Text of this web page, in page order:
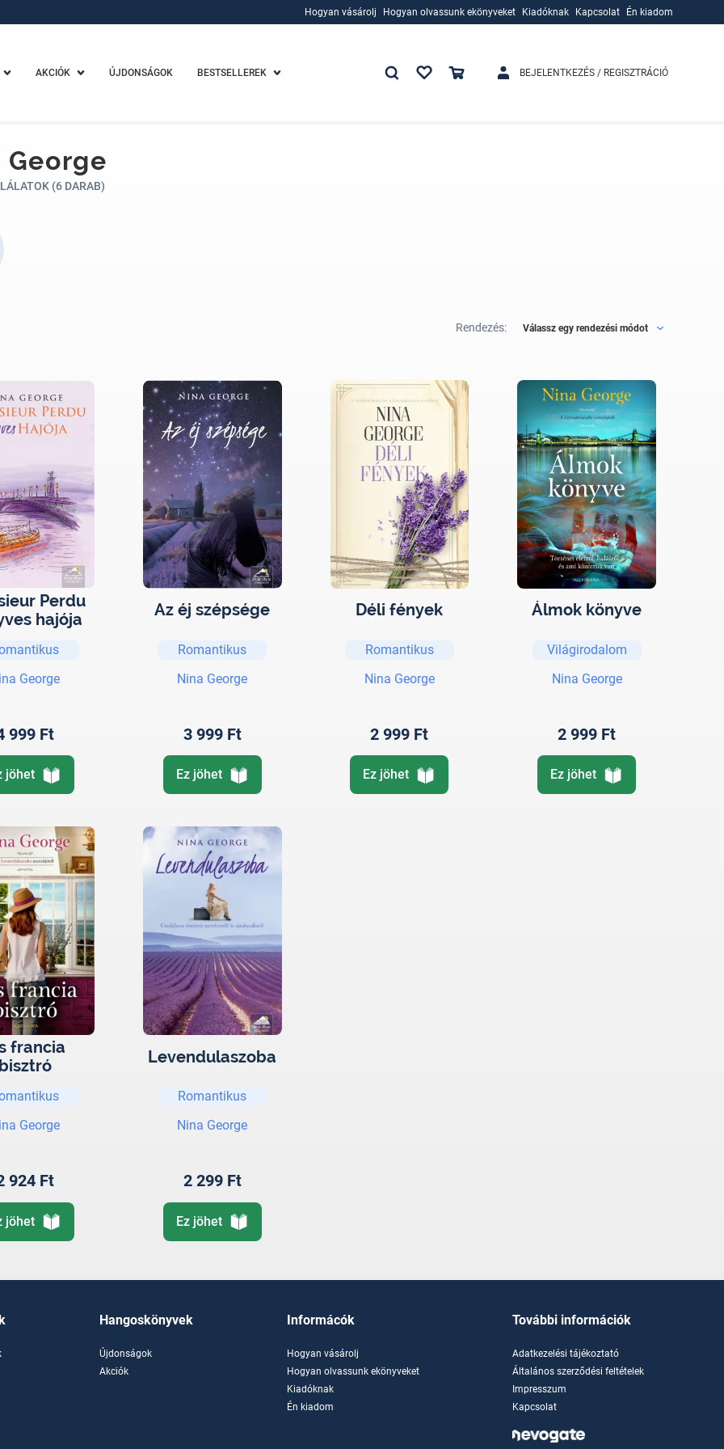
Hogyan vásárolj
Hogyan olvassunk ekönyveket
Kiadóknak
Kapcsolat Én kiadom
AKCIÓK ÚJDONSÁGOK BESTSELLEREK BEJELENTKEZÉS / REGISZTRÁCIÓ
George
(6 DARAB)
Rendezés: Válassz egy rendezési módot
Perdu
hajója
George
999 Ft
jöhet
Az éj szépsége
Romantikus
Nina George
3 999 Ft
Ez jöhet
Déli fények
Romantikus
Nina George
2 999 Ft
Ez jöhet
Álmok könyve
Világirodalom
Nina George
2 999 Ft
Ez jöhet
francia
George
924 Ft
jöhet
Levendulaszoba
Romantikus
Nina George
2 299 Ft
Ez jöhet
Hangoskönyvek
Újdonságok
Akciók
Informácók
Hogyan vásárolj
Hogyan olvassunk ekönyveket
Kiadóknak
Én kiadom
További információk
Adatkezelési tájékoztató
Általános szerződési feltételek
Impresszum
Kapcsolat